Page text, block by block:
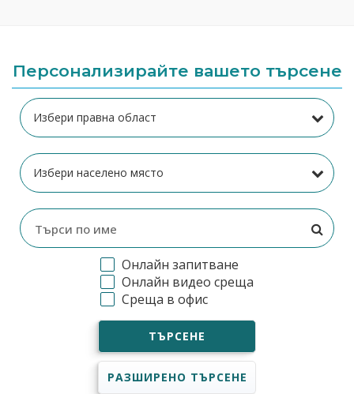
Персонализирайте вашето търсене
Онлайн запитване
Онлайн видео среща
Среща в офис
ТЪРСЕНЕ
РАЗШИРЕНО ТЪРСЕНЕ